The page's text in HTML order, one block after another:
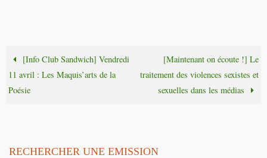
[Info Club Sandwich] Vendredi
11 avril : Les Maquis’arts de la
Poésie
[Maintenant on écoute !] Le
traitement des violences sexistes et
sexuelles dans les médias
RECHERCHER UNE EMISSION